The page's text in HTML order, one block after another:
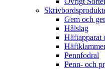
Gem och
Hålslag
Häftapparat
Pennfodral
Penn- och